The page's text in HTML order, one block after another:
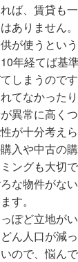
ば、賃貸も
ありません
が使うとい
年経てば基
しまうので
てなかった
異常に高く
が十分考えら
入や中古の
ングも大切
な物件がな
す。
ぽど立地が
ん人口が減っ
ので、悩んで